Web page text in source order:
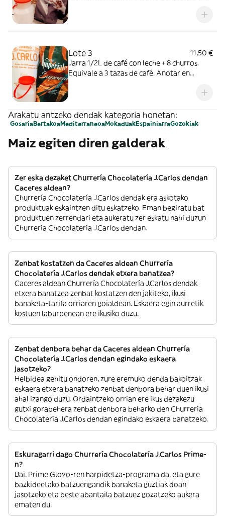
tamaño de los churros. Siendo siempre la
Lote 3
11,50 €
Jarra 1/2L de café con leche + 8 churros.
Equivale a 3 tazas de café. Anotar en
pequeños.
Arakatu antzeko dendak kategoria honetan:
GosariaBertakoaMediterraneoaMokaduakEspainiarraGozokiak
Maiz egiten diren galderak
Zer eska dezaket Churrería Chocolatería J.Carlos dendan
Caceres aldean?
Churrería Chocolatería J.Carlos dendak era askotako
produktuak eskaintzen ditu eskatzeko. Eman begiratu bat
produktuen zerrendari eta aukeratu zer eskatu nahi duzun
Churrería Chocolatería J.Carlos dendan.
Zenbat kostatzen da Caceres aldean Churrería
Chocolatería J.Carlos dendak etxera banatzea?
Caceres aldean Churrería Chocolatería J.Carlos dendak
etxera banatzea zenbat kostatzen den jakiteko, ikusi
banaketa-tarifa orriaren goialdean. Eskaera egin aurretik
kostuen laburpenean ere ikusiko duzu.
Zenbat denbora behar da Caceres aldean Churrería
Chocolatería J.Carlos dendan egindako eskaera
jasotzeko?
Helbidea gehitu ondoren, zure eremuko denda bakoitzak
eskaera etxera banatzeko zenbat denbora behar duen ikusi
ahal izango duzu. Ordaintzeko orrian ere ikus dezakezu
gutxi gorabehera zenbat denbora beharko den Churrería
Chocolatería J.Carlos dendan egindako eskaera banatzeko.
Eskuragarri dago Churrería Chocolatería J.Carlos Prime-
n?
Bai. Prime Glovo-ren harpidetza-programa da, eta gure
bazkideetako batzuengandik banaketa guztiak doan
jasotzeko eta beste abantaila batzuez gozatzeko aukera
ematen du.